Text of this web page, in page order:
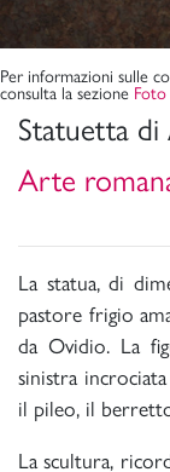
Statuetta
Arte
La statua, di
pastore frigio
da Ovidio. La
sinistra
il pileo, il
La scultura,
Per informazioni sulle
consulta la sezione